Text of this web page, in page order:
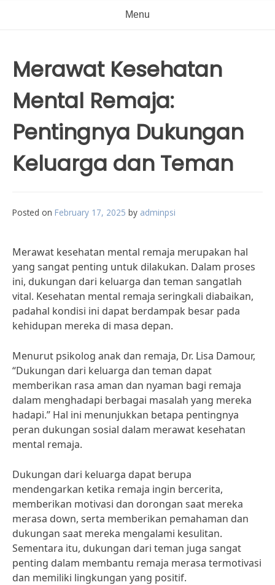
Menu
Merawat Kesehatan
Mental Remaja:
Pentingnya Dukungan
Keluarga dan Teman
Posted on February 17, 2025 by adminpsi
Merawat kesehatan mental remaja merupakan hal
yang sangat penting untuk dilakukan. Dalam proses
ini, dukungan dari keluarga dan teman sangatlah
vital. Kesehatan mental remaja seringkali diabaikan,
padahal kondisi ini dapat berdampak besar pada
kehidupan mereka di masa depan.
Menurut psikolog anak dan remaja, Dr. Lisa Damour,
“Dukungan dari keluarga dan teman dapat
memberikan rasa aman dan nyaman bagi remaja
dalam menghadapi berbagai masalah yang mereka
hadapi.” Hal ini menunjukkan betapa pentingnya
peran dukungan sosial dalam merawat kesehatan
mental remaja.
Dukungan dari keluarga dapat berupa
mendengarkan ketika remaja ingin bercerita,
memberikan motivasi dan dorongan saat mereka
merasa down, serta memberikan pemahaman dan
dukungan saat mereka mengalami kesulitan.
Sementara itu, dukungan dari teman juga sangat
penting dalam membantu remaja merasa termotivasi
dan memiliki lingkungan yang positif.